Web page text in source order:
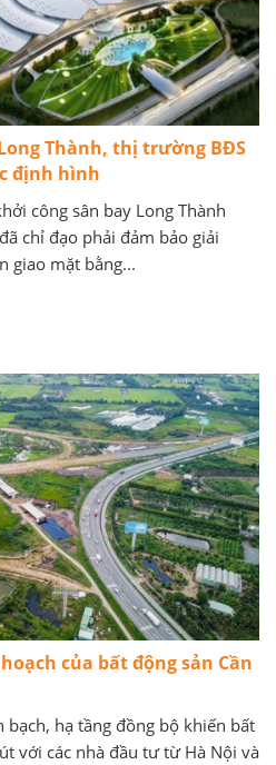
Thành, thị trường BĐS
định hình
công sân bay Long Thành
chỉ đạo phải đảm bảo giải
giao mặt bằng...
của bất động sản Cần
bạch, hạ tầng đồng bộ khiến bất
với các nhà đầu tư từ Hà Nội và